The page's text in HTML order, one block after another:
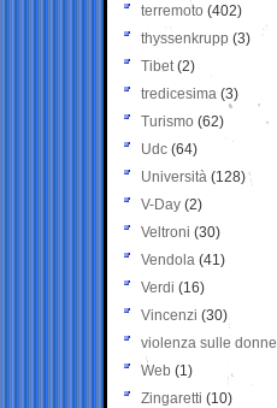
terremoto (402)
thyssenkrupp (3)
Tibet(2)
tredicesima (3)
Turismo (62)
Udc (64)
Università (128)
V-Day (2)
Veltroni (30)
Vendola (41)
Verdi (16)
Vincenzi (30)
violenza sulle donne
Web (1)
Zingaretti (10)